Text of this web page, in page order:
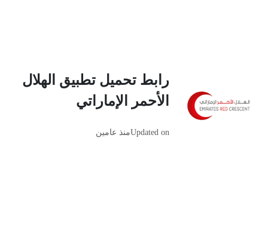
رابط تحميل تطبيق الهلال
الأحمر الإماراتي
Updated onمنذ عامين